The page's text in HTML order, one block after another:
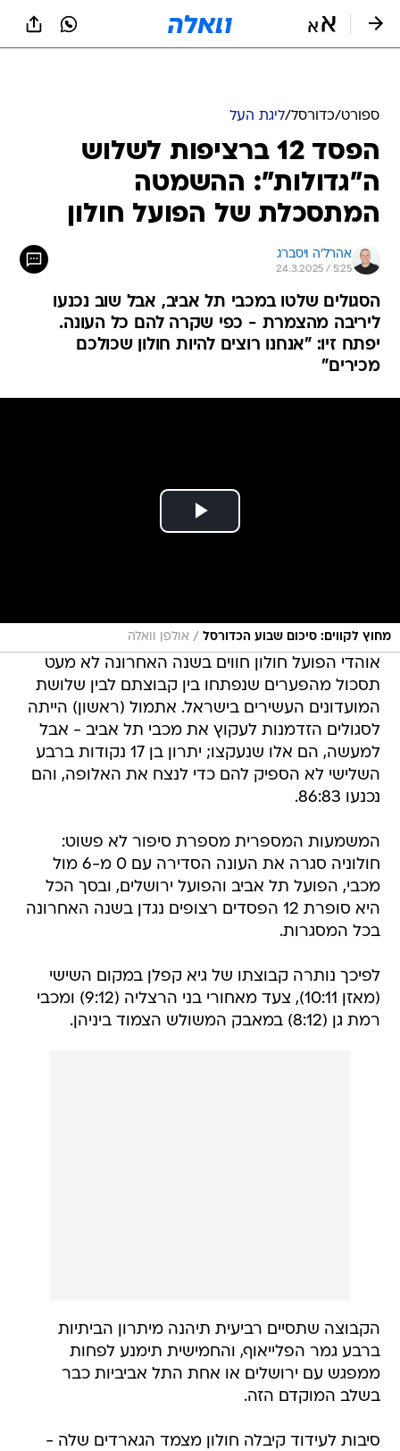
ספורט/כדורסל/ליגת העל
הפסד 12 ברציפות לשלוש
ה"גדולות": ההשמטה
המתסכלת של הפועל חולון
אהרל'ה ויסברג
24.3.2025 / 5:25
הסגולים שלטו במכבי תל אביב, אבל שוב נכנעו
ליריבה מהצמרת - כפי שקרה להם כל העונה.
יפתח זיו: "אנחנו רוצים להיות חולון שכולכם
מכירים"
מחוץ לקווים: סיכום שבוע הכדורסל / אולפן וואלה
אוהדי הפועל חולון חווים בשנה האחרונה לא מעט
תסכול מהפערים שנפתחו בין קבוצתם לבין שלושת
המועדונים העשירים בישראל. אתמול (ראשון) הייתה
לסגולים הזדמנות לעקוץ את מכבי תל אביב - אבל
למעשה, הם אלו שנעקצו; יתרון בן 17 נקודות ברבע
השלישי לא הספיק להם כדי לנצח את האלופה, והם
נכנעו 86:83.
המשמעות המספרית מספרת סיפור לא פשוט:
חולוניה סגרה את העונה הסדירה עם 0 מ-6 מול
מכבי, הפועל תל אביב והפועל ירושלים, ובסך הכל
היא סופרת 12 הפסדים רצופים נגדן בשנה האחרונה
בכל המסגרות.
לפיכך נותרה קבוצתו של גיא קפלן במקום השישי
(מאזן 10:11), צעד מאחורי בני הרצליה (9:12) ומכבי
רמת גן (8:12) במאבק המשולש הצמוד ביניהן.
הקבוצה שתסיים רביעית תיהנה מיתרון הביתיות
ברבע גמר הפלייאוף, והחמישית תימנע לפחות
ממפגש עם ירושלים או אחת התל אביביות כבר
בשלב המוקדם הזה.
סיבות לעידוד קיבלה חולון מצמד הגארדים שלה -